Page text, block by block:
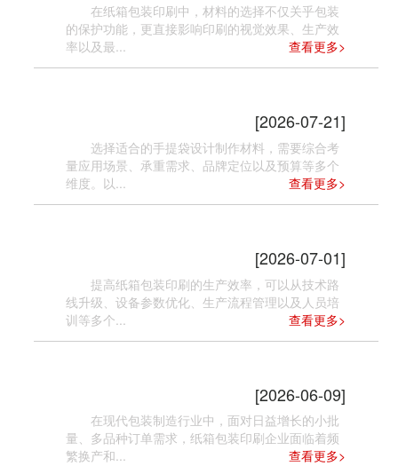
在纸箱包装印刷中，材料的选择不仅关乎包装
的保护功能，更直接影响印刷的视觉效果、生产效
率以及最...
查看更多>
[2026-07-21]
选择适合的手提袋设计制作材料，需要综合考
量应用场景、承重需求、品牌定位以及预算等多个
维度。以...
查看更多>
[2026-07-01]
提高纸箱包装印刷的生产效率，可以从技术路
线升级、设备参数优化、生产流程管理以及人员培
训等多个...
查看更多>
[2026-06-09]
在现代包装制造行业中，面对日益增长的小批
量、多品种订单需求，纸箱包装印刷企业面临着频
繁换产和...
查看更多>